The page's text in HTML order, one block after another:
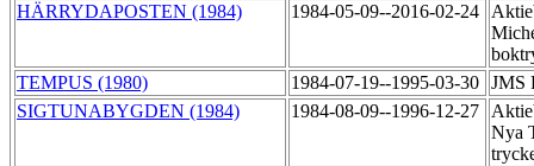
HÄRRYDAPOSTEN (1984)
1984-05-09--2016-02-24
TEMPUS (1980)
1984-07-19--1995-03-30 JMS
SIGTUNABYGDEN (1984)
1984-08-09--1996-12-27
Nya